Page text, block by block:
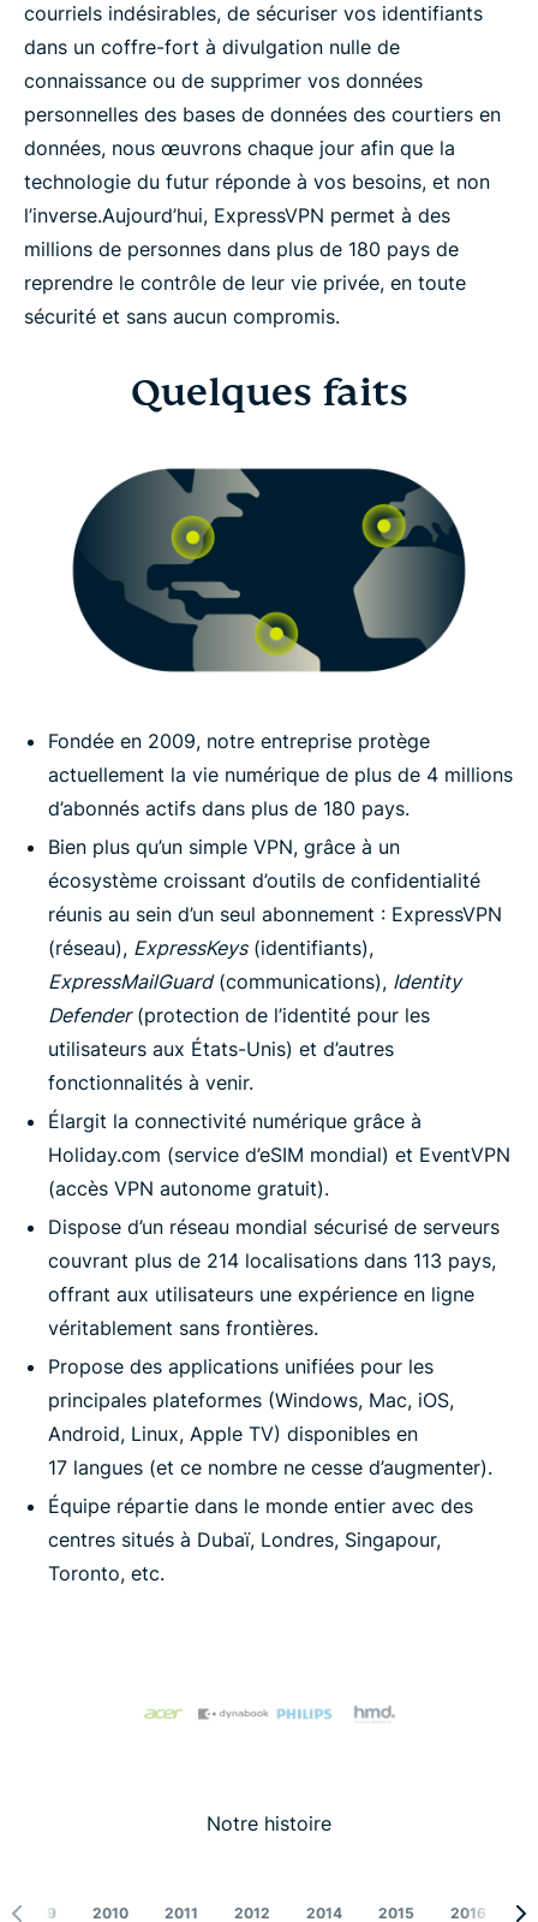
courriels indésirables, de sécuriser vos identifiants
dans un coffre-fort à divulgation nulle de
connaissance ou de supprimer vos données
personnelles des bases de données des courtiers en
données, nous œuvrons chaque jour afin que la
technologie du futur réponde à vos besoins, et non
l’inverse.Aujourd’hui, ExpressVPN permet à des
millions de personnes dans plus de 180 pays de
reprendre le contrôle de leur vie privée, en toute
sécurité et sans aucun compromis.
Quelques faits
Fondée en 2009, notre entreprise protège
actuellement la vie numérique de plus de 4 millions
d’abonnés actifs dans plus de 180 pays.
Bien plus qu’un simple VPN, grâce à un
écosystème croissant d’outils de confidentialité
réunis au sein d’un seul abonnement : ExpressVPN
(réseau), ExpressKeys(identifiants),
ExpressMailGuard(communications), Identity
Defender(protection de l’identité pour les
utilisateurs aux États-Unis) et d’autres
fonctionnalités à venir.
Élargit la connectivité numérique grâce à
Holiday.com (service d’eSIM mondial) et EventVPN
(accès VPN autonome gratuit).
Dispose d’un réseau mondial sécurisé de serveurs
couvrant plus de 214 localisations dans 113 pays,
offrant aux utilisateurs une expérience en ligne
véritablement sans frontières.
Propose des applications unifiées pour les
principales plateformes (Windows, Mac, iOS,
Android, Linux, Apple TV) disponibles en
17 langues (et ce nombre ne cesse d’augmenter).
Équipe répartie dans le monde entier avec des
centres situés à Dubaï, Londres, Singapour,
Toronto, etc.
Notre histoire
2009 2010 2011 2012 2014 2015 2016